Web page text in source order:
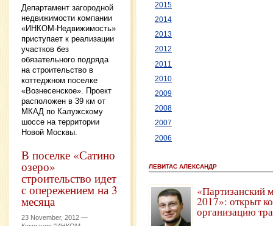
Департамент загородной
недвижимости компании
«ИНКОМ-Недвижимость»
приступает к реализации
участков без
обязательного подряда
на строительство в
коттеджном поселке
«Вознесенское». Проект
расположен в 39 км от
МКАД по Калужскому
шоссе на территории
Новой Москвы.
В поселке «Сатино
озеро»
строительство идет
с опережением на 3
месяца
23 November, 2012 —
2015
2014
2013
2012
2011
2010
2009
2008
2007
2006
ЛЕВИТАС АЛЕКСАНДР
«Партизанский
2017»: открыт
организацию